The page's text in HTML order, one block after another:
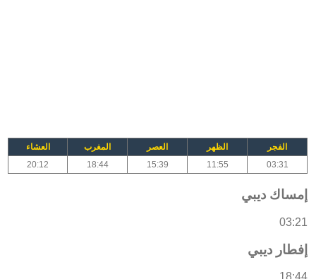
الفجر الظهر العصر المغرب
العشاء
03:31
11:55
15:39
18:44
20:12
إمساك ديبي
03:21
إفطار ديبي